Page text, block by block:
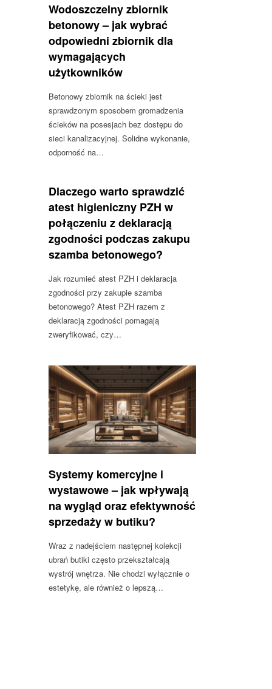
Wodoszczelny zbiornik
betonowy – jak wybrać
odpowiedni zbiornik dla
wymagających
użytkowników
Betonowy zbiornik na ścieki jest
sprawdzonym sposobem gromadzenia
ścieków na posesjach bez dostępu do
sieci kanalizacyjnej. Solidne wykonanie,
odporność na…
Dlaczego warto sprawdzić
atest higieniczny PZH w
połączeniu z deklaracją
zgodności podczas zakupu
szamba betonowego?
Jak rozumieć atest PZH i deklaracja
zgodności przy zakupie szamba
betonowego? Atest PZH razem z
deklaracją zgodności pomagają
zweryfikować, czy…
Systemy komercyjne i
wystawowe – jak wpływają
na wygląd oraz efektywność
sprzedaży w butiku?
Wraz z nadejściem następnej kolekcji
ubrań butiki często przekształcają
wystrój wnętrza. Nie chodzi wyłącznie o
estetykę, ale również o lepszą…